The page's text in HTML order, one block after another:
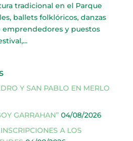
tradicional en el Parque
ballets folklóricos, danzas
emprendedores y puestos
Y SAN PABLO EN MERLO
GARRAHAN” 04/08/2026
A LOS